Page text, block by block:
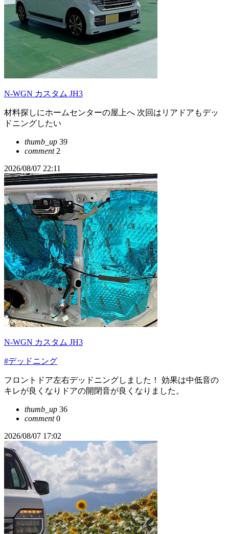
N-WGN カスタム JH3
材料探しにホームセンターの屋上へ 次回はリアドアもデッ
ドニングしたい
thumb_up 39
comment2
2026/08/07 22:11
N-WGN カスタム JH3
#デッドニング
フロントドア左右デッドニングしました！ 効果は中低音の
キレが良くなりドアの開閉音が良くなりました。
thumb_up 36
comment0
2026/08/07 17:02